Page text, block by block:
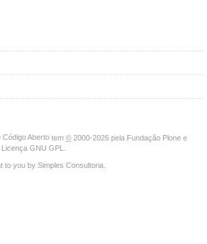
Código Aberto tem © 2000-2026 pela Fundação Plone e
Licença GNU GPL
to you by Simples Consultoria